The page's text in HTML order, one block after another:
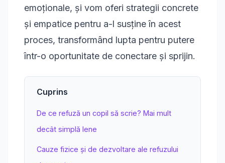
emoționale, și vom oferi strategii concrete
și empatice pentru a-l susține în acest
proces, transformând lupta pentru putere
într-o oportunitate de conectare și sprijin.
Cuprins
De ce refuză un copil să scrie? Mai mult
decât simplă lene
Cauze fizice și de dezvoltare ale refuzului